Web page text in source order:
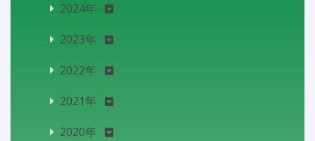
2024年
2023年
2022年
2021年
2020年